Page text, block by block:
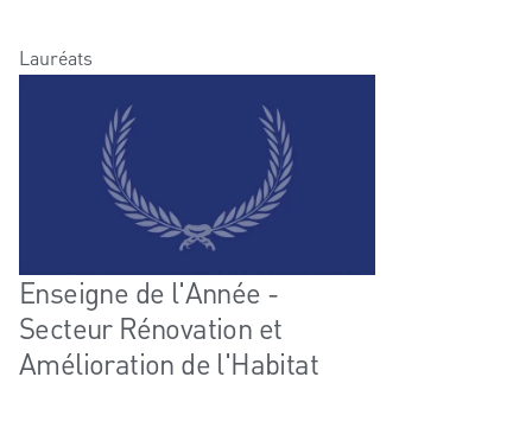
Lauréats
Enseigne de l'Année -
Secteur Rénovation et
Amélioration de l'Habitat